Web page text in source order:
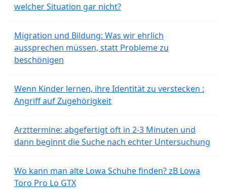
welcher Situation gar nicht?
Migration und Bildung: Was wir ehrlich
aussprechen müssen, statt Probleme zu
beschönigen
Wenn Kinder lernen, ihre Identität zu verstecken :
Angriff auf Zugehörigkeit
Arzttermine: abgefertigt oft in 2-3 Minuten und
dann beginnt die Suche nach echter Untersuchung
Wo kann man alte Lowa Schuhe finden? zB Lowa
Toro Pro Lo GTX